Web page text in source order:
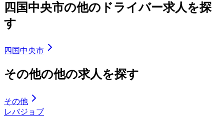
四国中央市の他のドライバー求人を探
す
四国中央市
その他の他の求人を探す
その他
レバジョブ